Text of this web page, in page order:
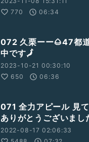
770
06:34
072 久栗ーー🌰47都
中です🗾
2023-10-21 00:30:10
650
06:36
071 全力アピール 見
ありがとうございま
2022-08-17 02:06:33